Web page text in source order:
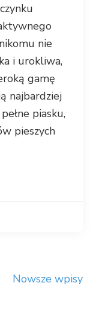
nie
i urokliwa,
gamę
najbardziej
piasku,
pieszych
Nowsze wpisy